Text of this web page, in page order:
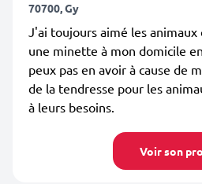
70700, Gy
J'ai toujours aimé les
une minette à mon domicile
peux pas en avoir à cause de
de la tendresse pour les
à leurs besoins.
Voir son